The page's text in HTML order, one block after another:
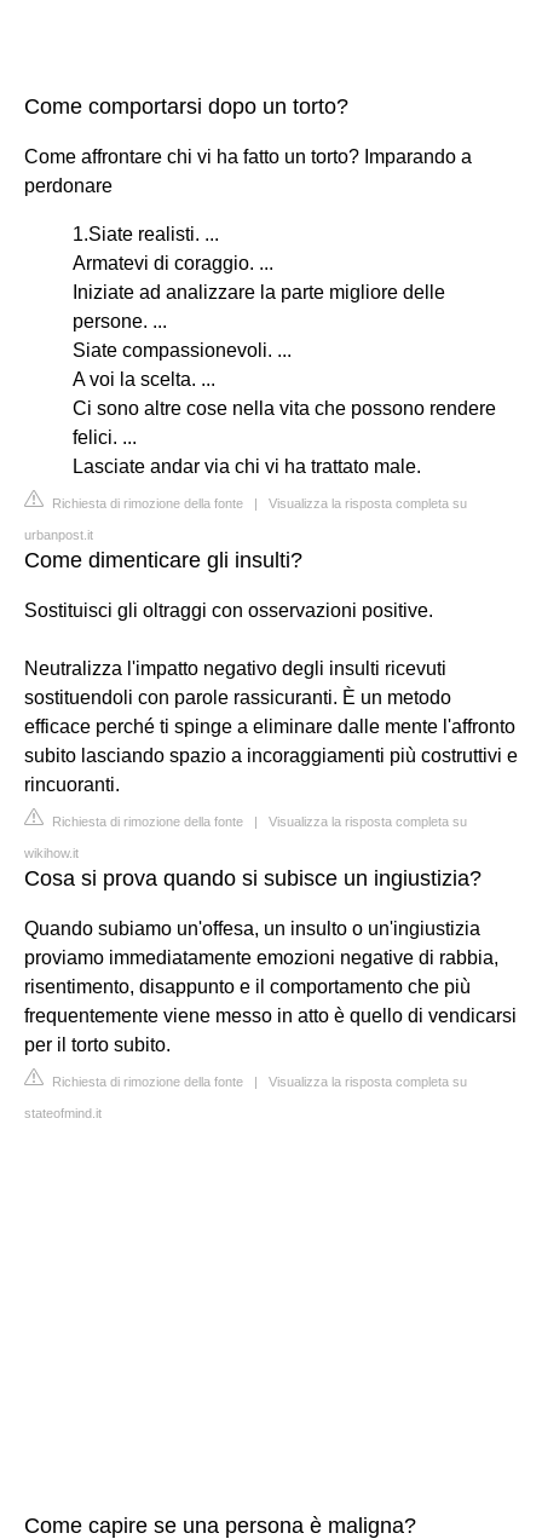
Come comportarsi dopo un torto?
Come affrontare chi vi ha fatto un torto? Imparando a
perdonare
1.Siate realisti. ...
Armatevi di coraggio. ...
Iniziate ad analizzare la parte migliore delle
persone. ...
Siate compassionevoli. ...
A voi la scelta. ...
Ci sono altre cose nella vita che possono rendere
felici. ...
Lasciate andar via chi vi ha trattato male.
Richiesta di rimozione della fonte | Visualizza la risposta completa su
urbanpost.it
Come dimenticare gli insulti?
Sostituisci gli oltraggi con osservazioni positive.
Neutralizza l'impatto negativo degli insulti ricevuti
sostituendoli con parole rassicuranti. È un metodo
efficace perché ti spinge a eliminare dalle mente l'affronto
subito lasciando spazio a incoraggiamenti più costruttivi e
rincuoranti.
Richiesta di rimozione della fonte | Visualizza la risposta completa su
wikihow.it
Cosa si prova quando si subisce un ingiustizia?
Quando subiamo un'offesa, un insulto o un'ingiustizia
proviamo immediatamente emozioni negative di rabbia,
risentimento, disappunto e il comportamento che più
frequentemente viene messo in atto è quello di vendicarsi
per il torto subito.
Richiesta di rimozione della fonte | Visualizza la risposta completa su
stateofmind.it
Come capire se una persona è maligna?